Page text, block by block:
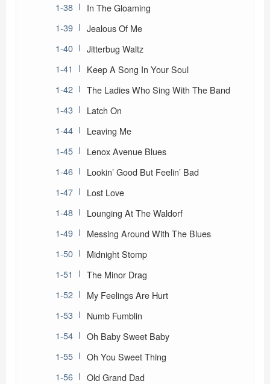
In The Gloaming
Jealous Of Me
Jitterbug Waltz
Keep A Song In Your Soul
The Ladies Who Sing With The Band
Latch On
Leaving Me
Lenox Avenue Blues
Lookin’ Good But Feelin’ Bad
Lost Love
Lounging At The Waldorf
Messing Around With The Blues
Midnight Stomp
The Minor Drag
My Feelings Are Hurt
Numb Fumblin
Oh Baby Sweet Baby
Oh You Sweet Thing
Old Grand Dad